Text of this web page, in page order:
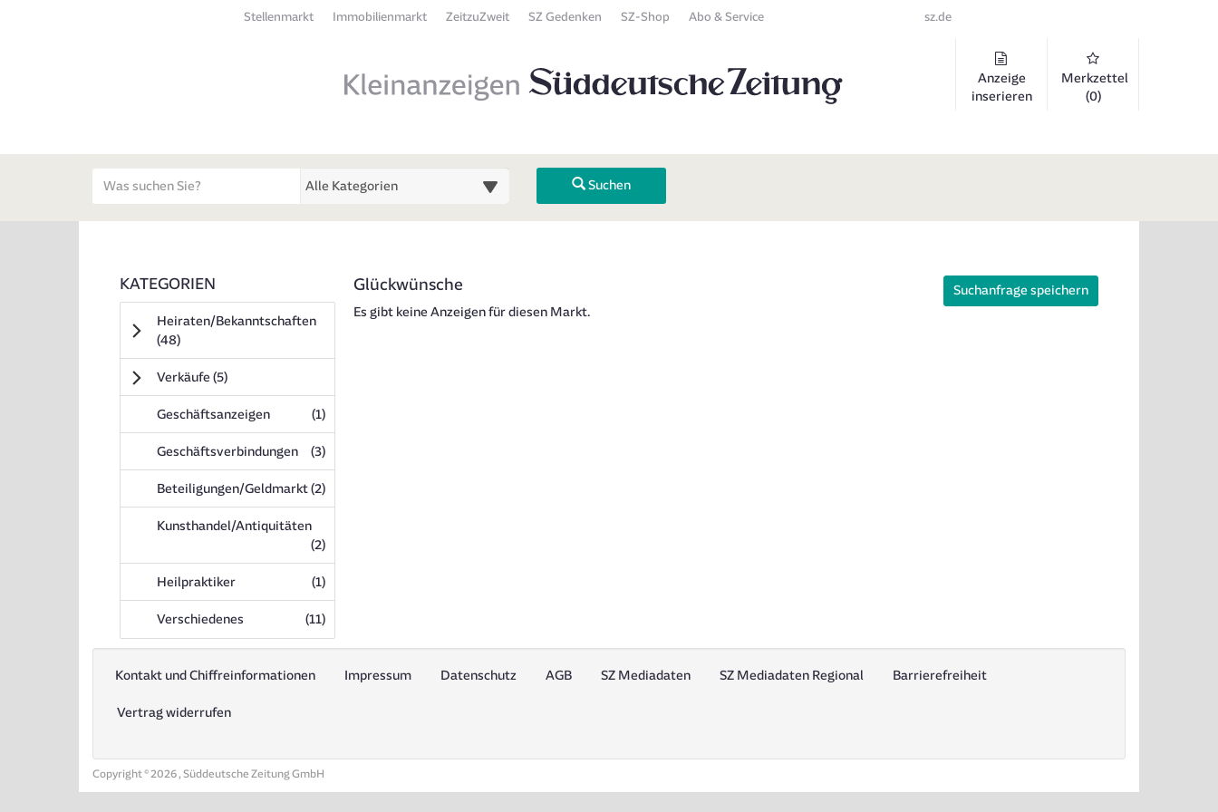
Stellenmarkt Immobilienmarkt ZeitzuZweit SZ Gedenken SZ-Shop Abo & Service sz.de
Anzeige
inserieren
Merkzettel
(0)
Suchen
Kategorien & Anzeigen Übersicht
KATEGORIEN
Bedienhinweis: Navigieren Sie mit Tab (Shift+Tab zurück). Drücken Sie die Eingabetaste, um Unterkategorien ein- oder auszuklappen und Links zu öffnen. Mit Pfeil rechts klappen Sie
Heiraten/Bekanntschaften
(48Anzeigen
)
Verkäufe(5Anzeigen
)
Geschäftsanzeigen (1Anzeigen
)
Geschäftsverbindungen (3Anzeigen
)
Beteiligungen/Geldmarkt(2Anzeigen
)
Kunsthandel/Antiquitäten
(2Anzeigen
)
Heilpraktiker (1Anzeigen
)
Verschiedenes (11Anzeigen
)
Rubrik:
Glückwünsche
Suchanfrage speichern
Es gibt keine Anzeigen für diesen Markt.
Kontakt und Chiffreinformationen Impressum Datenschutz AGB SZ Mediadaten SZ Mediadaten Regional Barrierefreiheit
Vertrag widerrufen
Copyright © 2026 , Süddeutsche Zeitung GmbH